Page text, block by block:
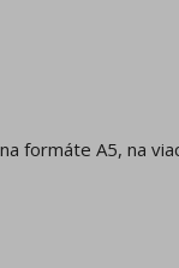
formáte A5, na